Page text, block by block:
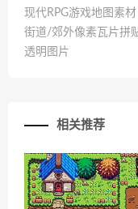
现代RPG游戏地图素
街道/郊外像素瓦片拼
透明图片
相关推荐